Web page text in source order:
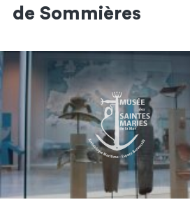
de Sommières